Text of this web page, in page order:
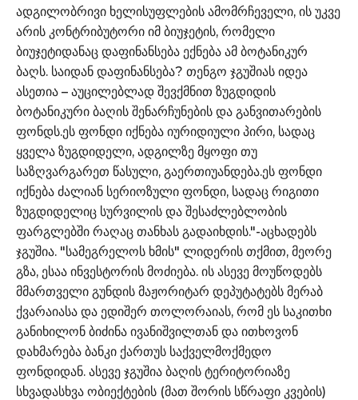
ადგილობრივი ხელისუფლების ამომრჩეველი, ის უკვე
არის კონტრიბუტორი იმ ბიუჯეტის, რომელი
ბიუჯეტიდანაც დაფინანსება ექნება ამ ბოტანიკურ
ბაღს. საიდან დაფინანსება? თენგო ჯგუშიას იდეა
ასეთია – აუცილებლად შევქმნით ზუგდიდის
ბოტანიკური ბაღის შენარჩუნების და განვითარების
ფონდს.ეს ფონდი იქნება იურიდიული პირი, სადაც
ყველა ზუგდიდელი, ადგილზე მყოფი თუ
საზღვარგარეთ წასული, გაერთიუანდება.ეს ფონდი
იქნება ძალიან სერიოზული ფონდი, სადაც რიგითი
ზუგდიდელიც სურვილის და შესაძლებლობის
ფარგლებში რაღაც თანხას გადაიხდის."-აცხადებს
ჯგუშია. "სამეგრელოს ხმის" ლიდერის თქმით, მეორე
გზა, ესაა ინვესტორის მოძიება. ის ასევე მოუწოდებს
მმართველი გუნდის მაჟორიტარ დეპუტატებს მერაბ
ქვარაიასა და ედიშერ თოლორაიას, რომ ეს საკითხი
განიხილონ ბიძინა ივანიშვილთან და ითხოვონ
დახმარება ბანკი ქართუს საქველმოქმედო
ფონდიდან. ასევე ჯგუშია ბაღის ტერიტორიაზე
სხვადასხვა ობიექტების (მათ შორის სწრაფი კვების)